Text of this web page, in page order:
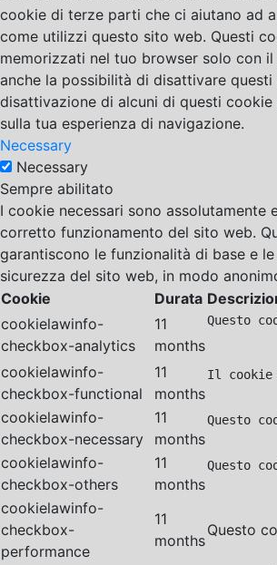
cookie di terze parti che ci aiutano ad
come utilizzi questo sito web. Questi
memorizzati nel tuo browser solo con il
anche la possibilità di disattivare
disattivazione di alcuni di questi
sulla tua esperienza di navigazione.
Necessary
Necessary
Sempre abilitato
I cookie necessari sono assolutamente
corretto funzionamento del sito web.
garantiscono le funzionalità di base e
sicurezza del sito web, in modo
Cookie
Durata
cookielawinfo-
checkbox-analytics
11
months
Questo
cookielawinfo-
checkbox-functional
11
months
Il cookie
cookielawinfo-
checkbox-necessary
11
months
Questo
cookielawinfo-
checkbox-others
11
months
Questo
cookielawinfo-
checkbox-
performance
11
months
Questo